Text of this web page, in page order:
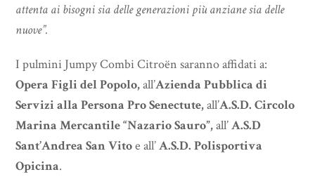
attenta ai bisogni sia delle generazioni più anziane sia delle
nuove”.
I pulmini Jumpy Combi Citroën saranno affidati a:
Opera Figli del Popolo,all’Azienda Pubblica di
Servizi alla Persona Pro Senectute,all’A.S.D. Circolo
Marina Mercantile “Nazario Sauro”,all’A.S.D
Sant’Andrea San Vitoe all’A.S.D. Polisportiva
Opicina.